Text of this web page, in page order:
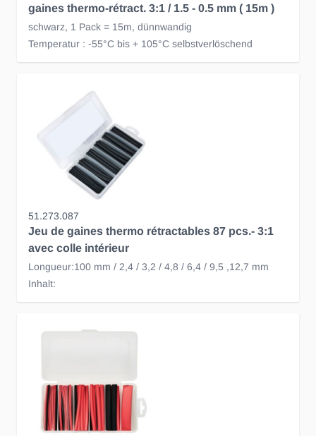
gaines thermo-rétract. 3:1 / 1.5 - 0.5 mm ( 15m )
schwarz, 1 Pack = 15m, dünnwandig
Temperatur : -55°C bis + 105°C selbstverlöschend
51.273.087
Jeu de gaines thermo rétractables 87 pcs.- 3:1
avec colle intérieur
Longueur:100 mm / 2,4 / 3,2 / 4,8 / 6,4 / 9,5 ,12,7 mm
Inhalt: